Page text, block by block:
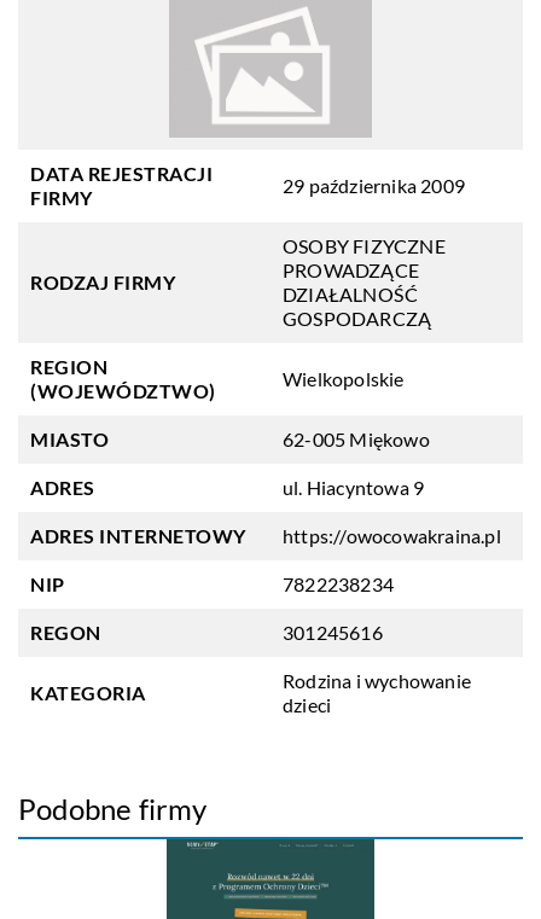
DATA REJESTRACJI
FIRMY
29 października 2009
RODZAJ FIRMY
OSOBY FIZYCZNE
PROWADZĄCE
DZIAŁALNOŚĆ
GOSPODARCZĄ
REGION
(WOJEWÓDZTWO)
Wielkopolskie
MIASTO 62-005 Miękowo
ADRES ul. Hiacyntowa 9
ADRES INTERNETOWY https://owocowakraina.pl
NIP 7822238234
REGON 301245616
KATEGORIA
Rodzina i wychowanie
dzieci
Podobne firmy